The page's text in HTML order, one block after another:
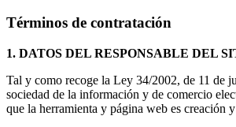
Términos de contratación
1. DATOS DEL RESPONSABLE DEL
Tal y como recoge la Ley 34/2002, de 11 de
sociedad de la información y de comercio
que la herramienta y página web es creación